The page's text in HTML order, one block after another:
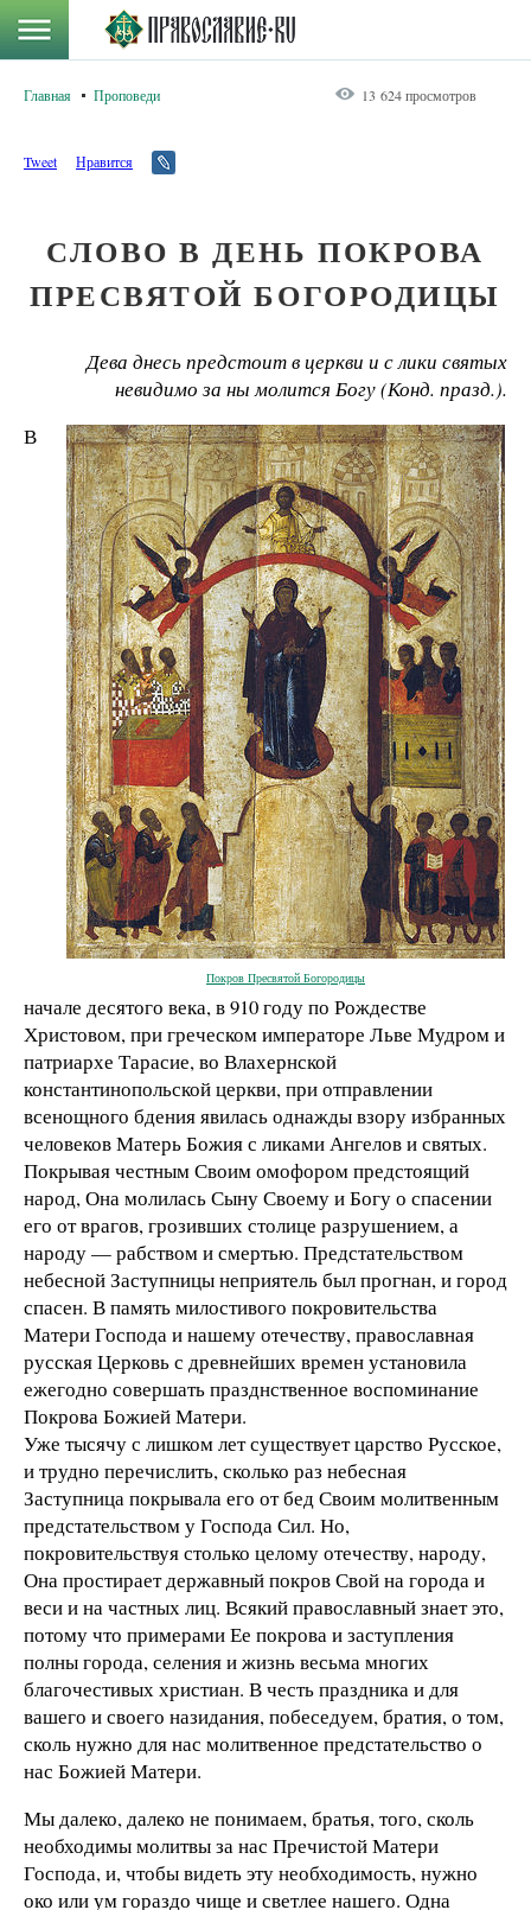
Главная Проповеди 13 624 просмотров
Tweet Нравится
СЛОВО В ДЕНЬ ПОКРОВА
ПРЕСВЯТОЙ БОГОРОДИЦЫ
Дева днесь предстоит в церкви и с лики святых
невидимо за ны молится Богу (Конд. празд.).
Покров Пресвятой Богородицы
В
начале десятого века, в 910 году по Рождестве
Христовом, при греческом императоре Льве Мудром и
патриархе Тарасие, во Влахернской
константинопольской церкви, при отправлении
всенощного бдения явилась однажды взору избранных
человеков Матерь Божия с ликами Ангелов и святых.
Покрывая честным Своим омофором предстоящий
народ, Она молилась Сыну Своему и Богу о спасении
его от врагов, грозивших столице разрушением, а
народу — рабством и смертью. Предстательством
небесной Заступницы неприятель был прогнан, и город
спасен. В память милостивого покровительства
Матери Господа и нашему отечеству, православная
русская Церковь с древнейших времен установила
ежегодно совершать празднственное воспоминание
Покрова Божией Матери.
Уже тысячу с лишком лет существует царство Русское,
и трудно перечислить, сколько раз небесная
Заступница покрывала его от бед Своим молитвенным
предстательством у Господа Сил. Но,
покровительствуя столько целому отечеству, народу,
Она простирает державный покров Свой на города и
веси и на частных лиц. Всякий православный знает это,
потому что примерами Ее покрова и заступления
полны города, селения и жизнь весьма многих
благочестивых христиан. В честь праздника и для
вашего и своего назидания, побеседуем, братия, о том,
сколь нужно для нас молитвенное предстательство о
нас Божией Матери.
Мы далеко, далеко не понимаем, братья, того, сколь
необходимы молитвы за нас Пречистой Матери
Господа, и, чтобы видеть эту необходимость, нужно
око или ум гораздо чище и светлее нашего. Одна